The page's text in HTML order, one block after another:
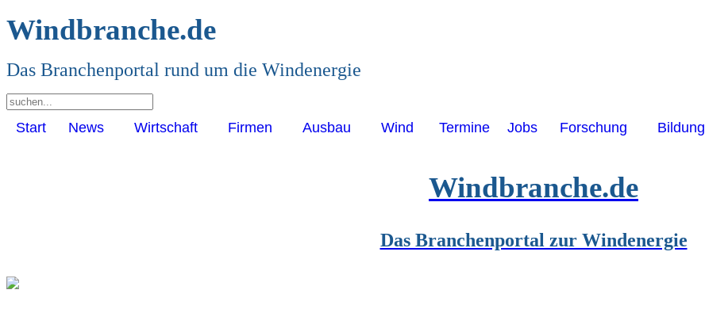
Windbranche.de
Das Branchenportal rund um die Windenergie
Start News Wirtschaft Firmen Ausbau Wind Termine Jobs Forschung Bildung
Windbranche.de
Das Branchenportal zur Windenergie